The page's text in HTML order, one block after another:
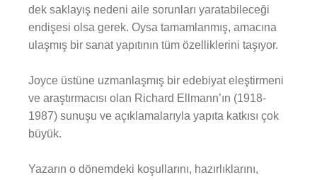
dek saklayış nedeni aile sorunları yaratabileceği
endişesi olsa gerek. Oysa tamamlanmış, amacına
ulaşmış bir sanat yapıtının tüm özelliklerini taşıyor.
Joyce üstüne uzmanlaşmış bir edebiyat eleştirmeni
ve araştırmacısı olan Richard Ellmann’ın (1918-
1987) sunuşu ve açıklamalarıyla yapıta katkısı çok
büyük.
Yazarın o dönemdeki koşullarını, hazırlıklarını,